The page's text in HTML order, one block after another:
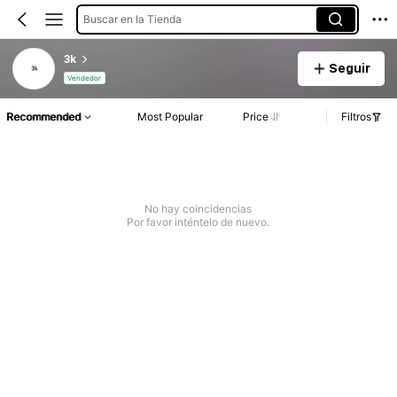
Buscar en la Tienda
3k
Vendedor
Seguir
Recommended Most Popular Price Filtros
No hay coincidencias
Por favor inténtelo de nuevo.